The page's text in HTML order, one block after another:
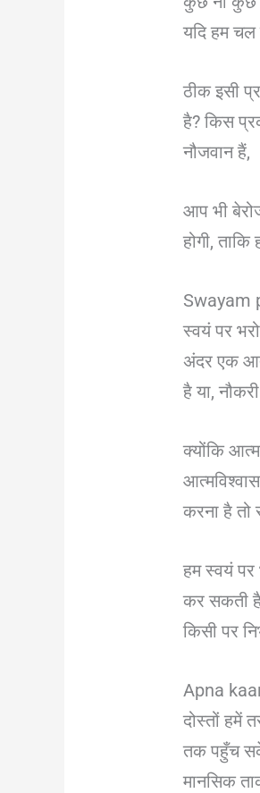
यदि हम
ठीक इसी
है? किस
नौजवान हैं,
आप भी
होगी,
Swayam
स्वयं पर
अंदर एक
है या,
क्योंकि
करना है तो
हम स्वयं
कर सकती
किसी पर
Apna
दोस्तों हमें
तक पहुँच
मानसिक